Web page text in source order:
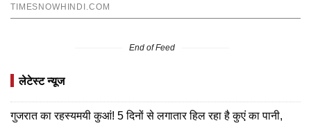
End of Feed
लेटेस्ट न्यूज
गुजरात का रहस्यमयी कुआं! 5 दिनों से लगातार हिल रहा है कुएं का पानी,